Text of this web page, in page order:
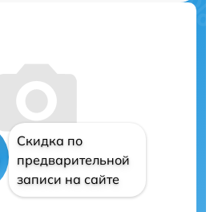
Скидка по
предварительной
записи на сайте